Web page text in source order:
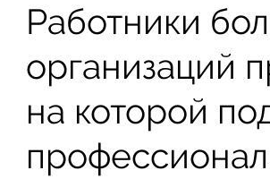
Работники
организаций
на которой